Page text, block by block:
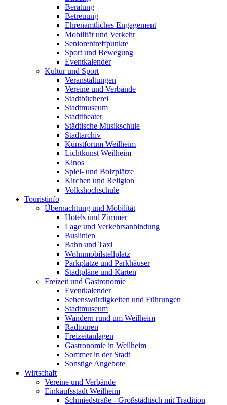
Beratung
Betreuung
Ehrenamtliches Engagement
Mobilität und Verkehr
Seniorentreffpunkte
Sport und Bewegung
Eventkalender
Kultur und Sport
Veranstaltungen
Vereine und Verbände
Stadtbücherei
Stadtmuseum
Stadttheater
Städtische Musikschule
Stadtarchiv
Kunstforum Weilheim
Lichtkunst Weilheim
Kinos
Spiel- und Bolzplätze
Kirchen und Religion
Volkshochschule
Touristinfo
Übernachtung und Mobilität
Hotels und Zimmer
Lage und Verkehrsanbindung
Buslinien
Bahn und Taxi
Wohnmobilstellplatz
Parkplätze und Parkhäuser
Stadtpläne und Karten
Freizeit und Gastronomie
Eventkalender
Sehenswürdigkeiten und Führungen
Stadtmuseum
Wandern rund um Weilheim
Radtouren
Freizeitanlagen
Gastronomie in Weilheim
Sommer in der Stadt
Sonstige Angebote
Wirtschaft
Vereine und Verbände
Einkaufsstadt Weilheim
Schmiedstraße - Großstädtisch mit Tradition